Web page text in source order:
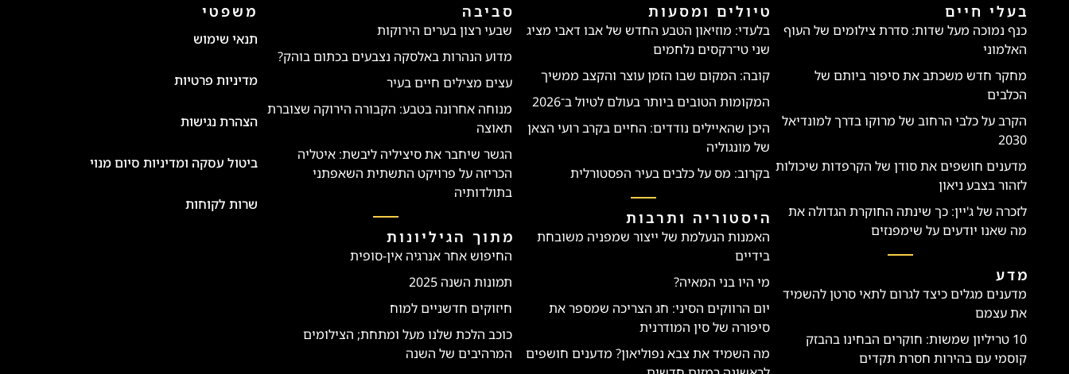
בעלי חיים
כנף נמוכה מעל שדות: סדרת צילומים של העוף
האלמוני
מחקר חדש משכתב את סיפור ביותם של
הכלבים
הקרב על כלבי הרחוב של מרוקו בדרך למונדיאל
2030
מדענים חושפים את סודן של הקרפדות שיכולות
לזהור בצבע ניאון
לזכרה של ג'יין: כך שינתה החוקרת הגדולה את
מה שאנו יודעים על שימפנזים
מדע
מדענים מגלים כיצד לגרום לתאי סרטן להשמיד
את עצמם
10 טריליון שמשות: חוקרים הבחינו בהבזק
קוסמי עם בהירות חסרת תקדים
טיולים ומסעות
בלעדי: מוזיאון הטבע החדש של אבו דאבי מציג
שני טי־רקסים נלחמים
קובה: המקום שבו הזמן עוצר והקצב ממשיך
המקומות הטובים ביותר בעולם לטיול ב־2026
היכן שהאיילים נודדים: החיים בקרב רועי הצאן
של מונגוליה
בקרוב: מס על כלבים בעיר הפסטורלית
היסטוריה ותרבות
האמנות הנעלמת של ייצור שמפניה משובחת
בידיים
מי היו בני המאיה?
יום הרווקים הסיני: חג הצריכה שמספר את
סיפורה של סין המודרנית
מה השמיד את צבא נפוליאון? מדענים חושפים
סביבה
שבעי רצון בערים הירוקות
מדוע הנהרות באלסקה נצבעים בכתום בוהק?
עצים מצילים חיים בעיר
מנוחה אחרונה בטבע: הקבורה הירוקה שצוברת
תאוצה
הגשר שיחבר את סיציליה ליבשת: איטליה
הכריזה על פרויקט התשתית השאפתני
בתולדותיה
מתוך הגיליונות
החיפוש אחר אנרגיה אין-סופית
תמונות השנה 2025
חיזוקים חדשניים למוח
כוכב הלכת שלנו מעל ומתחת; הצילומים
המרהיבים של השנה
משפטי
תנאי שימוש
מדיניות פרטיות
הצהרת נגישות
ביטול עסקה ומדיניות סיום מנוי
שרות לקוחות